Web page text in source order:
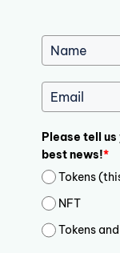
Please tell
best news!*
Tokens
NFT
Tokens